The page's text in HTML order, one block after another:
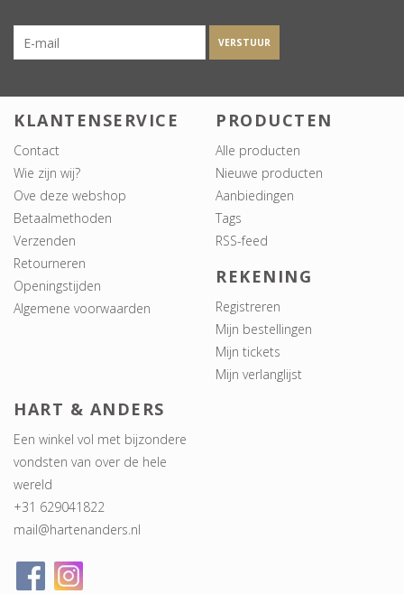
VERSTUUR
KLANTENSERVICE
Contact
Wie zijn wij?
Ove deze webshop
Betaalmethoden
Verzenden
Retourneren
Openingstijden
Algemene voorwaarden
PRODUCTEN
Alle producten
Nieuwe producten
Aanbiedingen
Tags
RSS-feed
REKENING
Registreren
Mijn bestellingen
Mijn tickets
Mijn verlanglijst
HART & ANDERS
Een winkel vol met bijzondere
vondsten van over de hele
wereld
+31 629041822
mail@hartenanders.nl